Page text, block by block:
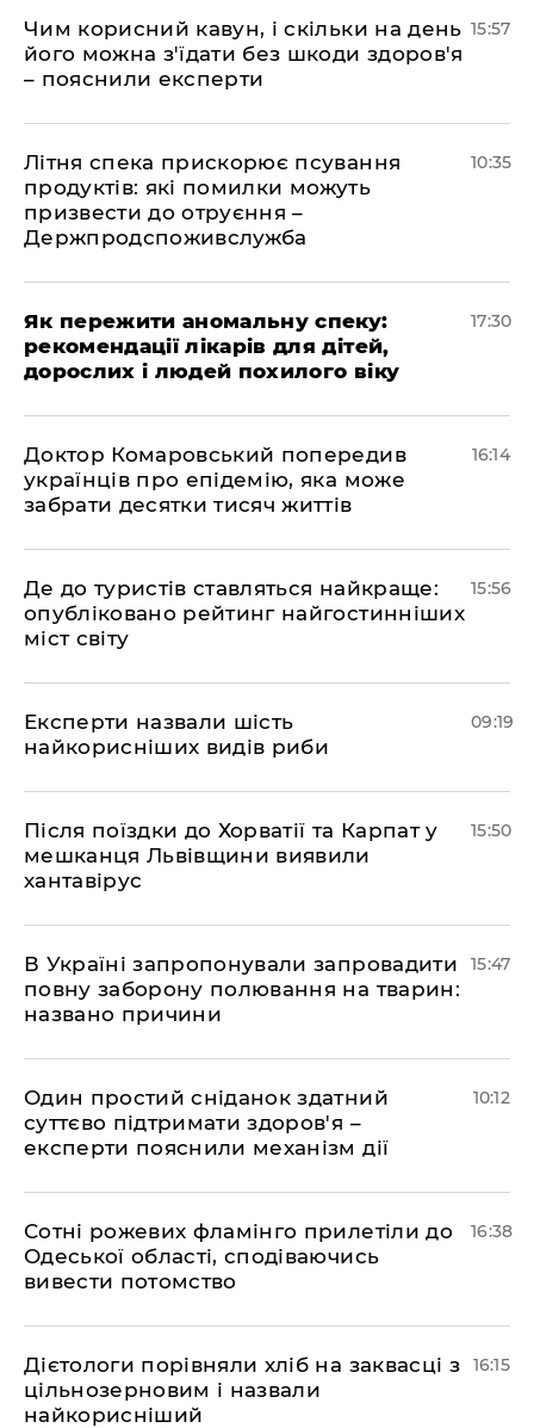
Чим корисний кавун, і скільки на день
його можна з'їдати без шкоди здоров'я
– пояснили експерти
15:57
Літня спека прискорює псування
продуктів: які помилки можуть
призвести до отруєння –
Держпродспоживслужба
10:35
Як пережити аномальну спеку:
рекомендації лікарів для дітей,
дорослих і людей похилого віку
17:30
Доктор Комаровський попередив
українців про епідемію, яка може
забрати десятки тисяч життів
16:14
Де до туристів ставляться найкраще:
опубліковано рейтинг найгостинніших
міст світу
15:56
Експерти назвали шість
найкорисніших видів риби
09:19
Після поїздки до Хорватії та Карпат у
мешканця Львівщини виявили
хантавірус
15:50
В Україні запропонували запровадити
повну заборону полювання на тварин:
названо причини
15:47
Один простий сніданок здатний
суттєво підтримати здоров'я –
експерти пояснили механізм дії
10:12
Сотні рожевих фламінго прилетіли до
Одеської області, сподіваючись
вивести потомство
16:38
Дієтологи порівняли хліб на заквасці з
цільнозерновим і назвали
найкорисніший
16:15